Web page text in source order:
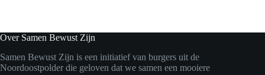
Over Samen Bewust Zijn
Samen Bewust Zijn is een initiatief van burgers uit de
Noordoostpolder die geloven dat we samen een mooiere